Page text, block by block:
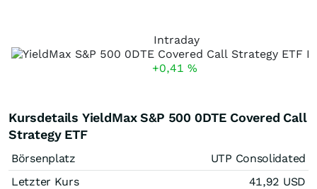
Intraday
+0,41 %
Kursdetails YieldMax S&P 500 0DTE Covered Call
Strategy ETF
Börsenplatz
UTP Consolidated
Letzter Kurs
41,92 USD